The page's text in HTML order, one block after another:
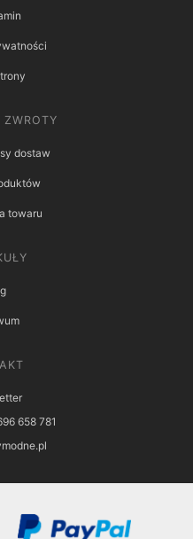
dostaw
towaru
658 781